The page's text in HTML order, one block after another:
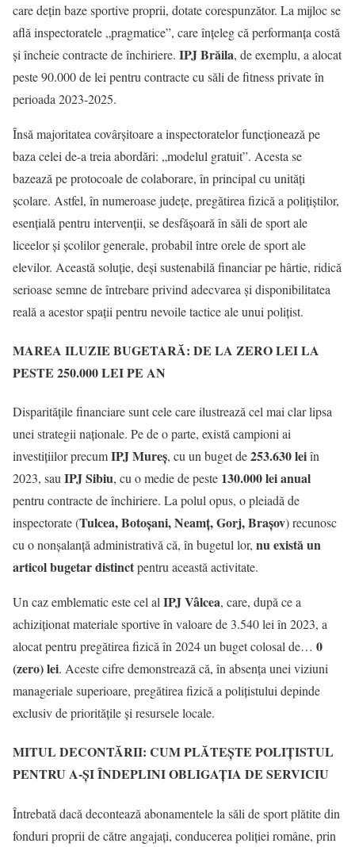
care dețin baze sportive proprii, dotate corespunzător. La mijloc se
află inspectoratele „pragmatice”, care înțeleg că performanța costă
și încheie contracte de închiriere. IPJ Brăila, de exemplu, a alocat
peste 90.000 de lei pentru contracte cu săli de fitness private în
perioada 2023-2025.
Însă majoritatea covârșitoare a inspectoratelor funcționează pe
baza celei de-a treia abordări: „modelul gratuit”. Acesta se
bazează pe protocoale de colaborare, în principal cu unități
școlare. Astfel, în numeroase județe, pregătirea fizică a polițiștilor,
esențială pentru intervenții, se desfășoară în săli de sport ale
liceelor și școlilor generale, probabil între orele de sport ale
elevilor. Această soluție, deși sustenabilă financiar pe hârtie, ridică
serioase semne de întrebare privind adecvarea și disponibilitatea
reală a acestor spații pentru nevoile tactice ale unui polițist.
MAREA ILUZIE BUGETARĂ: DE LA ZERO LEI LA
PESTE 250.000 LEI PE AN
Disparitățile financiare sunt cele care ilustrează cel mai clar lipsa
unei strategii naționale. Pe de o parte, există campioni ai
investițiilor precumIPJ Mureș, cu un buget de253.630 leiîn
2023, sau IPJ Sibiu, cu o medie de peste 130.000 lei anual
pentru contracte de închiriere. La polul opus, o pleiadă de
inspectorate (Tulcea, Botoșani, Neamț, Gorj, Brașov) recunosc
cu o nonșalanță administrativă că, în bugetul lor, nu există un
articol bugetar distinctpentru această activitate.
Un caz emblematic este cel al IPJ Vâlcea, care, după ce a
achiziționat materiale sportive în valoare de 3.540 lei în 2023, a
alocat pentru pregătirea fizică în 2024 un buget colosal de… 0
(zero) lei. Aceste cifre demonstrează că, în absența unei viziuni
manageriale superioare, pregătirea fizică a polițistului depinde
exclusiv de prioritățile și resursele locale.
MITUL DECONTĂRII: CUM PLĂTEȘTE POLIȚISTUL
PENTRU A-ȘI ÎNDEPLINI OBLIGAȚIA DE SERVICIU
Întrebată dacă decontează abonamentele la săli de sport plătite din
fonduri proprii de către angajați, conducerea poliției române, prin